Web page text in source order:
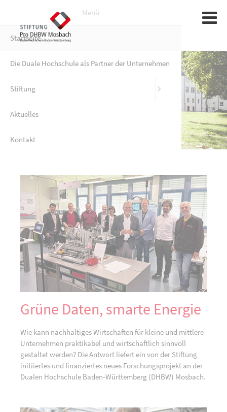
Grüne Daten, smarte Energie
Wie kann nachhaltiges Wirtschaften für kleine und mittlere
Unternehmen praktikabel und wirtschaftlich sinnvoll
gestaltet werden? Die Antwort liefert ein von der Stiftung
initiiertes und finanziertes neues Forschungsprojekt an der
Dualen Hochschule Baden-Württemberg (DHBW) Mosbach.
Menü
Startseite
Die Duale Hochschule als Partner der Unternehmen
Stiftung
Aktuelles
Kontakt
Aufgaben
Förder-
Satzung